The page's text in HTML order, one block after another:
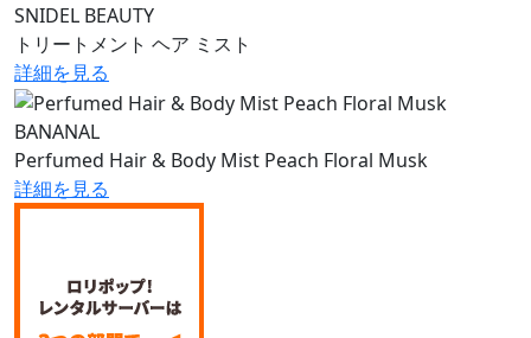
SNIDEL BEAUTY
トリートメント ヘア ミスト
詳細を見る
BANANAL
Perfumed Hair & Body Mist Peach Floral Musk
詳細を見る